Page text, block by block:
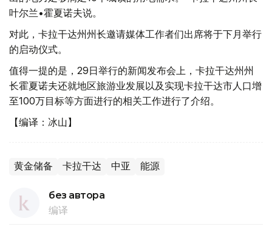
叶尔兰•霍夏诺夫说。
对此，卡拉干达州州长邀请媒体工作者们出席将于下月举行
的启动仪式。
值得一提的是，29日举行的新闻发布会上，卡拉干达州州
长霍夏诺夫还就地区旅游业发展以及实现卡拉干达市人口增
至100万目标等方面进行的相关工作进行了介绍。
【编译：冰山】
黄金储备 卡拉干达 中亚 能源
без автора
编译